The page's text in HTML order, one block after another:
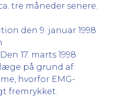
tre måneder senere.
den 9. januar 1998
17. marts 1998
på grund af
hvorfor EMG-
fremrykket.